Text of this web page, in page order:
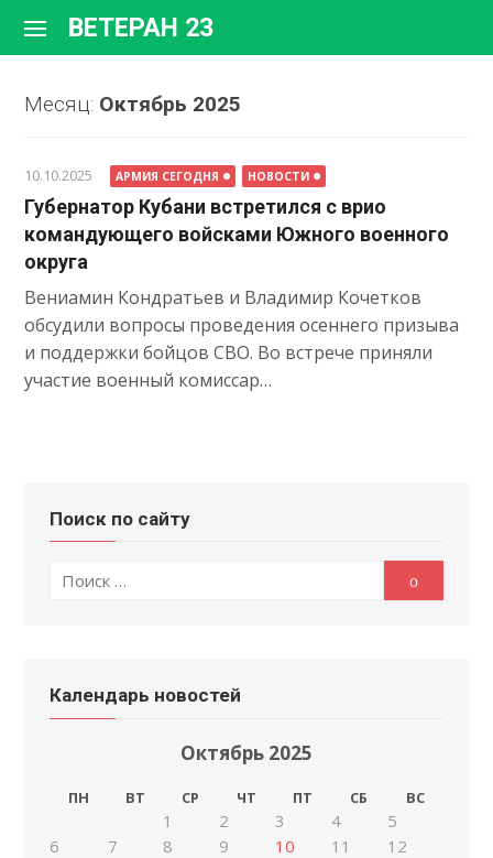
содержимому
ВЕТЕРАН 23
Месяц: Октябрь 2025
10.10.2025 АРМИЯ СЕГОДНЯ НОВОСТИ
Губернатор Кубани встретился с врио
командующего войсками Южного военного
округа
Вениамин Кондратьев и Владимир Кочетков
обсудили вопросы проведения осеннего призыва
и поддержки бойцов СВО. Во встрече приняли
участие военный комиссар…
Поиск по сайту
по:
Календарь новостей
Октябрь 2025
ПН ВТ СР ЧТ ПТ СБ ВС
1 2 3 4
5
6
7 8 9 10 11
12